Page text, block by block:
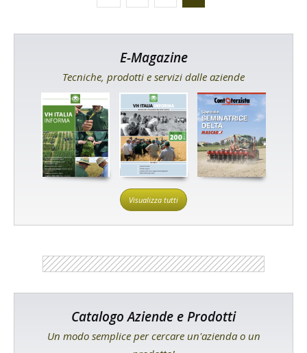
E-Magazine
Tecniche, prodotti e servizi dalle aziende
Visualizza tutti
Catalogo Aziende e Prodotti
Un modo semplice per cercare un'azienda o un